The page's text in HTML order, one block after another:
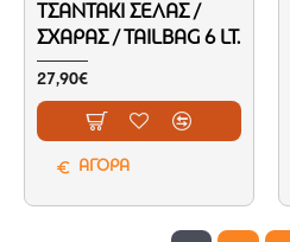
ΤΣΑΝΤΆΚΙ ΣΈΛΑΣ /
ΣΧΆΡΑΣ / TAILBAG 6 LT.
27,90€
ΑΓΟΡΑ